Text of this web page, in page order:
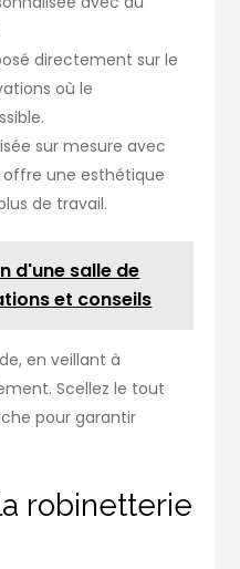
directement sur le
où le
sur mesure avec
une esthétique
de travail.
d'une salle de
et conseils
en veillant à
Scellez le tout
pour garantir
robinetterie